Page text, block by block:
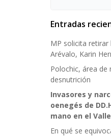
Entradas
MP solicita
Arévalo, Karin
Polochic, área
desnutrición
Invasores y
oenegés de
mano en el
En qué se